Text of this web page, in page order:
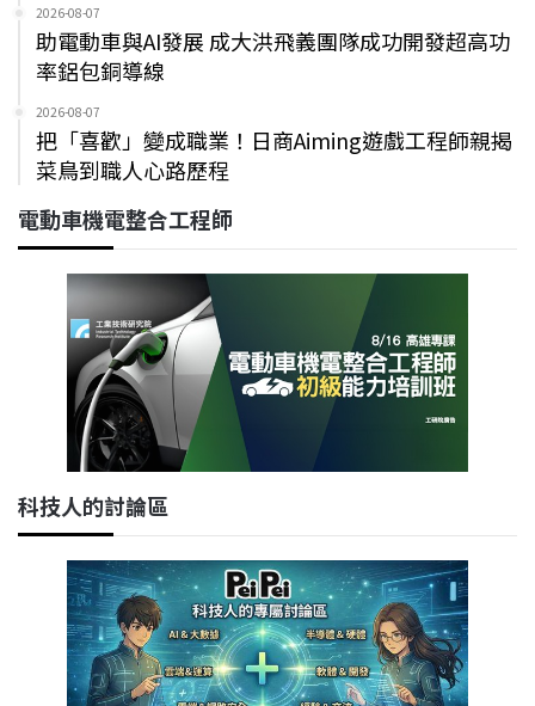
2026-08-07
助電動車與AI發展 成大洪飛義團隊成功開發超高功
率鋁包銅導線
2026-08-07
把「喜歡」變成職業！日商Aiming遊戲工程師親揭
菜鳥到職人心路歷程
電動車機電整合工程師
科技人的討論區